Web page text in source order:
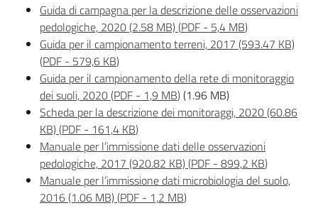
Guida di campagna per la descrizione delle osservazioni
pedologiche, 2020 (2.58 MB)(PDF - 5,4 MB)
Guida per il campionamento terreni, 2017 (593.47 KB)
(PDF - 579,6 KB)
Guida per il campionamento della rete di monitoraggio
dei suoli, 2020(PDF - 1,9 MB)(1.96 MB)
Scheda per la descrizione dei monitoraggi, 2020 (60.86
KB)(PDF - 161,4 KB)
Manuale per l’immissione dati delle osservazioni
pedologiche, 2017 (920.82 KB)(PDF - 899,2 KB)
Manuale per l’immissione dati microbiologia del suolo,
2016 (1.06 MB)(PDF - 1,2 MB)